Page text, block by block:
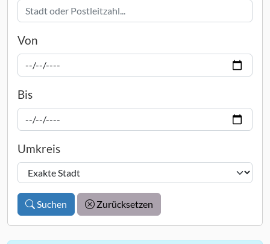
Von
Bis
Umkreis
Suchen Zurücksetzen